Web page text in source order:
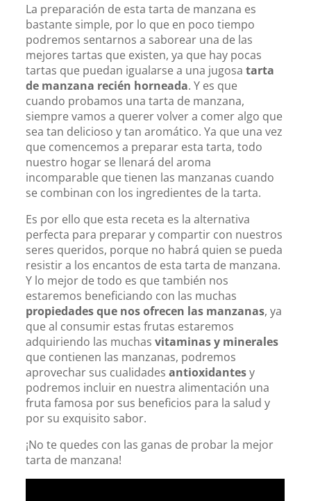
La preparación de esta tarta de manzana es
bastante simple, por lo que en poco tiempo
podremos sentarnos a saborear una de las
mejores tartas que existen, ya que hay pocas
tartas que puedan igualarse a una jugosatarta
de manzana recién horneada. Y es que
cuando probamos una tarta de manzana,
siempre vamos a querer volver a comer algo que
sea tan delicioso y tan aromático. Ya que una vez
que comencemos a preparar esta tarta, todo
nuestro hogar se llenará del aroma
incomparable que tienen las manzanas cuando
se combinan con los ingredientes de la tarta.
Es por ello que esta receta es la alternativa
perfecta para preparar y compartir con nuestros
seres queridos, porque no habrá quien se pueda
resistir a los encantos de esta tarta de manzana.
Y lo mejor de todo es que también nos
estaremos beneficiando con las muchas
propiedades que nos ofrecen las manzanas, ya
que al consumir estas frutas estaremos
adquiriendo las muchasvitaminas y minerales
que contienen las manzanas, podremos
aprovechar sus cualidadesantioxidantesy
podremos incluir en nuestra alimentación una
fruta famosa por sus beneficios para la salud y
por su exquisito sabor.
¡No te quedes con las ganas de probar la mejor
tarta de manzana!